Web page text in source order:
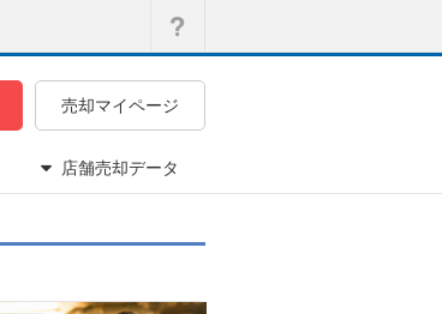
売却マイページ
店舗売却データ